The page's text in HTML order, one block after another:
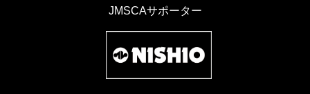
JMSCAサポーター